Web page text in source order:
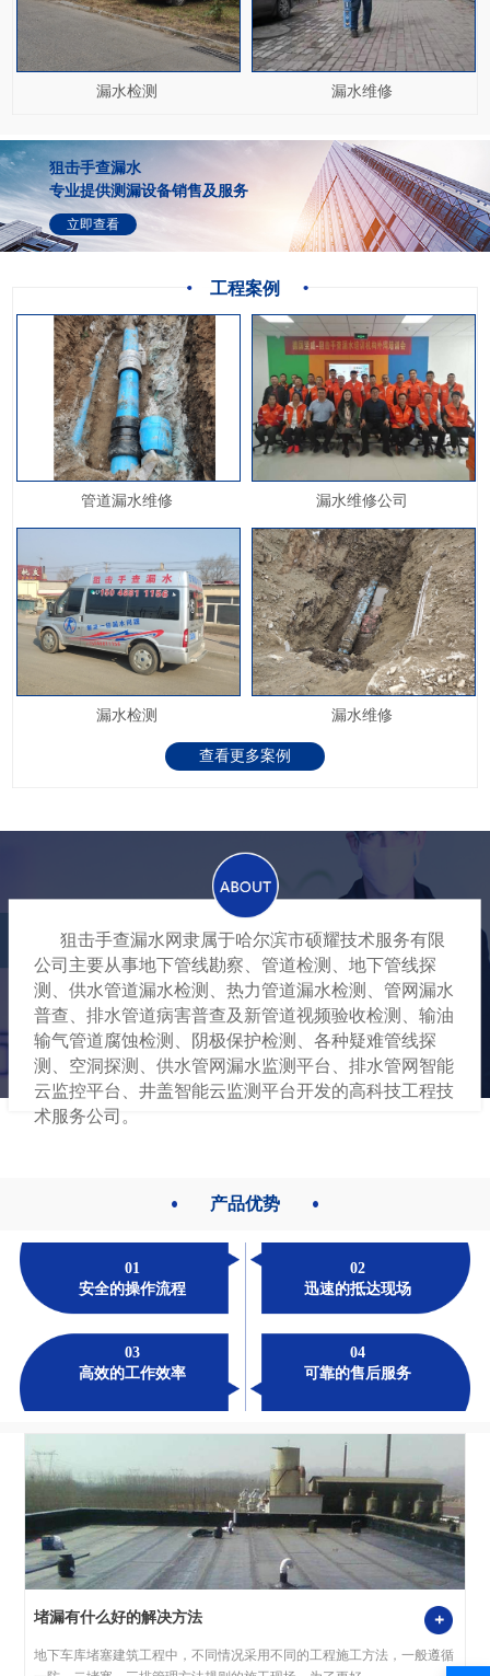
漏水检测 漏水维修
狙击手查漏水
专业提供测漏设备销售及服务
立即查看
工程案例
管道漏水维修 漏水维修公司
漏水检测 漏水维修
查看更多案例
狙击手查漏水网隶属于哈尔滨市硕耀技术服务有限
公司主要从事地下管线勘察、管道检测、地下管线探
测、供水管道漏水检测、热力管道漏水检测、管网漏水
普查、排水管道病害普查及新管道视频验收检测、输油
输气管道腐蚀检测、阴极保护检测、各种疑难管线探
测、空洞探测、供水管网漏水监测平台、排水管网智能
云监控平台、井盖智能云监测平台开发的高科技工程技
术服务公司。
产品优势
01
安全的操作流程
02
迅速的抵达现场
03
高效的工作效率
04
可靠的售后服务
堵漏有什么好的解决方法
地下车库堵塞建筑工程中，不同情况采用不同的工程施工方法，一般遵循